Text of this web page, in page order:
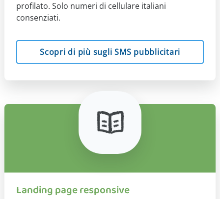
profilato. Solo numeri di cellulare italiani
consenziati.
Scopri di più sugli SMS pubblicitari
Landing page responsive